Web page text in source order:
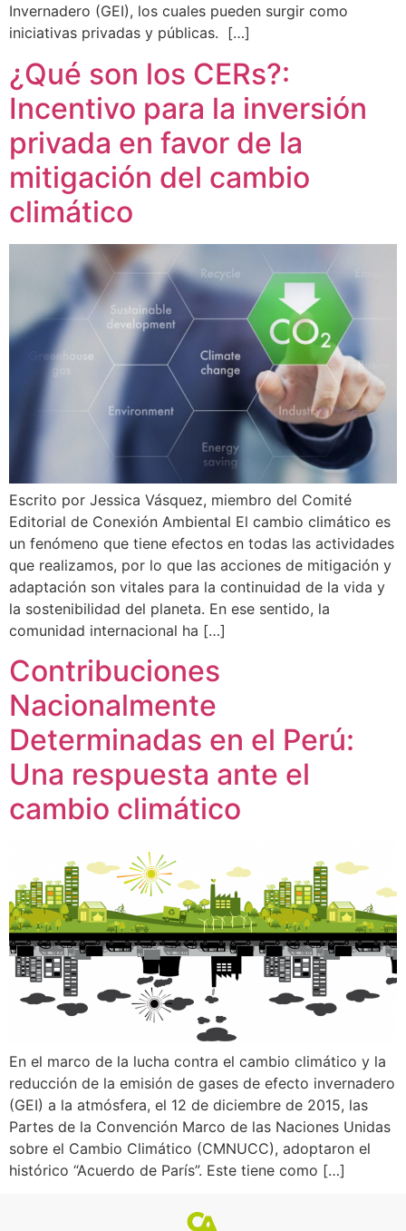
Invernadero (GEI), los cuales pueden surgir como
iniciativas privadas y públicas. […]
¿Qué son los CERs?:
Incentivo para la inversión
privada en favor de la
mitigación del cambio
climático
Escrito por Jessica Vásquez, miembro del Comité
Editorial de Conexión Ambiental El cambio climático es
un fenómeno que tiene efectos en todas las actividades
que realizamos, por lo que las acciones de mitigación y
adaptación son vitales para la continuidad de la vida y
la sostenibilidad del planeta. En ese sentido, la
comunidad internacional ha […]
Contribuciones
Nacionalmente
Determinadas en el Perú:
Una respuesta ante el
cambio climático
En el marco de la lucha contra el cambio climático y la
reducción de la emisión de gases de efecto invernadero
(GEI) a la atmósfera, el 12 de diciembre de 2015, las
Partes de la Convención Marco de las Naciones Unidas
sobre el Cambio Climático (CMNUCC), adoptaron el
histórico “Acuerdo de París”. Este tiene como […]